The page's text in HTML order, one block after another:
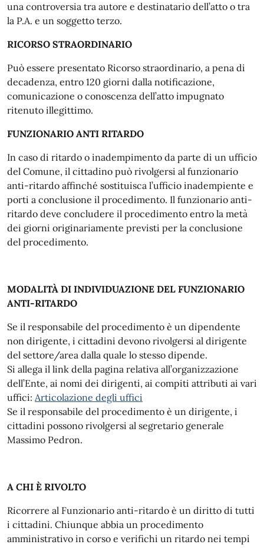
una controversia tra autore e destinatario dell’atto o tra
la P.A. e un soggetto terzo.
RICORSO STRAORDINARIO
Può essere presentato Ricorso straordinario, a pena di
decadenza, entro 120 giorni dalla notificazione,
comunicazione o conoscenza dell’atto impugnato
ritenuto illegittimo.
FUNZIONARIO ANTI RITARDO
In caso di ritardo o inadempimento da parte di un ufficio
del Comune, il cittadino può rivolgersi al funzionario
anti-ritardo affinché sostituisca l’ufficio inadempiente e
porti a conclusione il procedimento. Il funzionario anti-
ritardo deve concludere il procedimento entro la metà
dei giorni originariamente previsti per la conclusione
del procedimento.
MODALITÀ DI INDIVIDUAZIONE DEL FUNZIONARIO
ANTI-RITARDO
Se il responsabile del procedimento è un dipendente
non dirigente, i cittadini devono rivolgersi al dirigente
del settore/area dalla quale lo stesso dipende.
Si allega il link della pagina relativa all’organizzazione
dell’Ente, ai nomi dei dirigenti, ai compiti attributi ai vari
uffici: Articolazione degli uffici
Se il responsabile del procedimento è un dirigente, i
cittadini possono rivolgersi al segretario generale
Massimo Pedron.
A CHI È RIVOLTO
Ricorrere al Funzionario anti-ritardo è un diritto di tutti
i cittadini. Chiunque abbia un procedimento
amministrativo in corso e verifichi un ritardo nei tempi